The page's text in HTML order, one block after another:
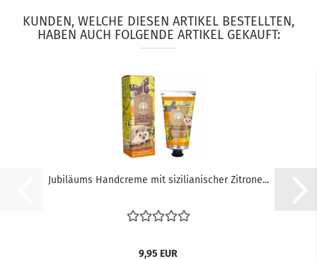
KUNDEN, WELCHE DIESEN ARTIKEL BESTELLTEN,
HABEN AUCH FOLGENDE ARTIKEL GEKAUFT:
Jubiläums Handcreme mit sizilianischer Zitrone...
9,95 EUR